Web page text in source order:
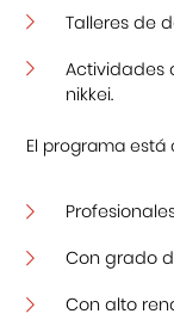
Talleres de
Actividades
nikkei.
El programa está
Con grado
Con alto